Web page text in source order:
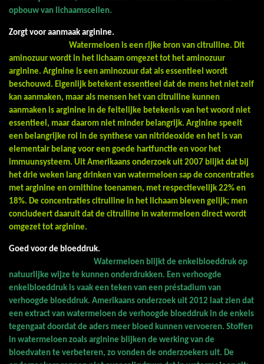
opbouw van lichaamscellen.
Zorgt voor aanmaak arginine.
Watermeloen is een rijke bron van citrulline. Dit
aminozuur wordt in het lichaam omgezet tot het aminozuur
arginine. Arginine is een aminozuur dat als essentieel wordt
beschouwd. Eigenlijk betekent essentieel dat de mens het niet zelf
kan aanmaken, maar als mensen het van citrulline kunnen
aanmaken is arginine in de feitelijke betekenis van het woord niet
essentieel, maar daarom niet minder belangrijk. Arginine speelt
een belangrijke rol in de synthese van nitrideoxide en het is van
elementair belang voor een goede hartfunctie en voor het
immuunsysteem. Uit Amerikaans onderzoek uit 2007 blijkt dat bij
het drie weken lang drinken van watermeloen sap de concentraties
met arginine en ornithine toenamen, met respectievelijk 22% en
18%. De concentraties citrulline in het lichaam bleven gelijk; men
concludeert daaruit dat de citrulline in watermeloen direct wordt
omgezet tot arginine.
Goed voor de bloeddruk.
Watermeloen blijkt de enkelbloeddruk op
natuurlijke wijze te kunnen onderdrukken. Een verhoogde
enkelbloeddruk is vaak een teken van een préstadium van
verhoogde bloeddruk. Amerikaans onderzoek uit 2012 laat zien dat
een extract van watermeloen de verhoogde bloeddruk in de enkels
tegengaat doordat de aders meer bloed kunnen vervoeren. Stoffen
in watermeloen zoals arginine blijken de werking van de
bloedvaten te verbeteren, zo vonden de onderzoekers uit. De